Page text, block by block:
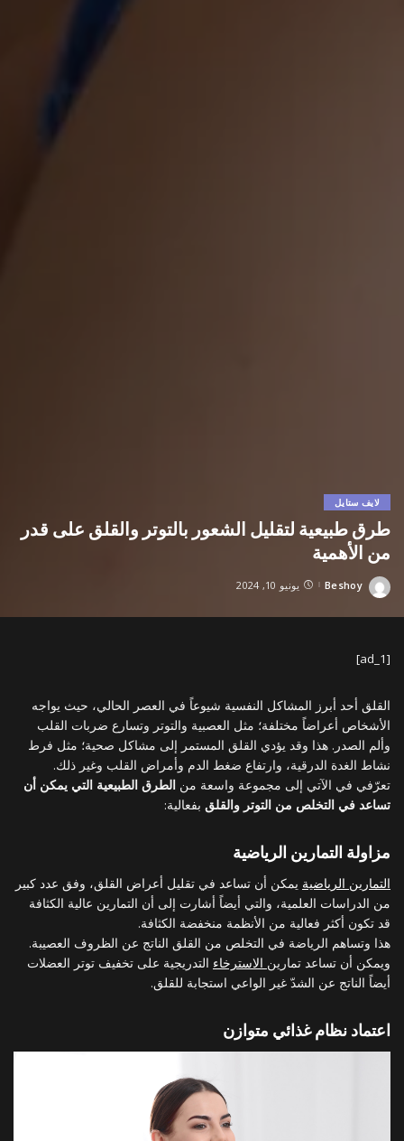
لايف ستايل
طرق طبيعية لتقليل الشعور بالتوتر والقلق على قدر
من الأهمية
Posted
Beshoy يونيو 10, 2024
[ad_1]
القلق أحد أبرز المشاكل النفسية شيوعاً في العصر الحالي، حيث يواجه
الأشخاص أعراضاً مختلفة؛ مثل العصبية والتوتر وتسارع ضربات القلب
وألم الصدر. هذا وقد يؤدي القلق المستمر إلى مشاكل صحية؛ مثل فرط
نشاط الغدة الدرقية، وارتفاع ضغط الدم وأمراض القلب وغير ذلك.
تعرّفي في الآتي إلى مجموعة واسعة من الطرق الطبيعية التي يمكن أن
تساعد في التخلص من التوتر والقلق بفعالية:
مزاولة التمارين الرياضية
التمارين الرياضية يمكن أن تساعد في تقليل أعراض القلق، وفق عدد كبير
من الدراسات العلمية، والتي أيضاً أشارت إلى أن التمارين عالية الكثافة
قد تكون أكثر فعالية من الأنظمة منخفضة الكثافة.
هذا وتساهم الرياضة في التخلص من القلق الناتج عن الظروف العصيبة.
ويمكن أن تساعد تمارين الاسترخاء التدريجية على تخفيف توتر العضلات
أيضاً الناتج عن الشدّ غير الواعي استجابة للقلق.
اعتماد نظام غذائي متوازن